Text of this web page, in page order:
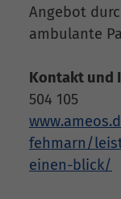
Angebot
ambulante
Kontakt und
504 105
fehmarn/
einen-blick/